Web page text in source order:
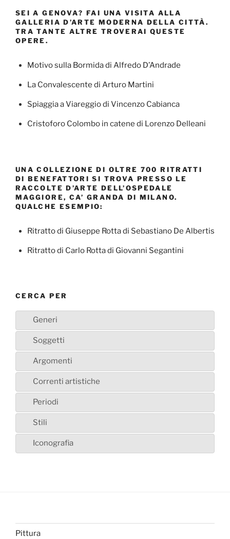
SEI A GENOVA? FAI UNA VISITA ALLA
GALLERIA D’ARTE MODERNA DELLA CITTÀ.
TRA TANTE ALTRE TROVERAI QUESTE
OPERE.
Motivo sulla Bormida di Alfredo D’Andrade
La Convalescente di Arturo Martini
Spiaggia a Viareggio di Vincenzo Cabianca
Cristoforo Colombo in catene di Lorenzo Delleani
UNA COLLEZIONE DI OLTRE 700 RITRATTI
DI BENEFATTORI SI TROVA PRESSO LE
RACCOLTE D’ARTE DELL’OSPEDALE
MAGGIORE, CA’ GRANDA DI MILANO.
QUALCHE ESEMPIO:
Ritratto di Giuseppe Rotta di Sebastiano De Albertis
Ritratto di Carlo Rotta di Giovanni Segantini
CERCA PER
Generi
Soggetti
Argomenti
Correnti artistiche
Periodi
Stili
Iconografia
Pittura